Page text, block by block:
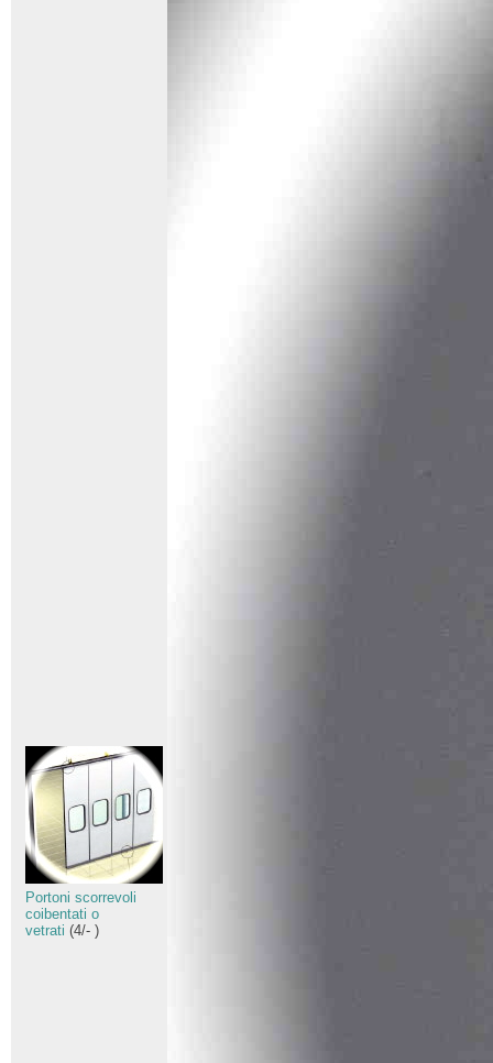
Portoni scorrevoli
coibentati o
vetrati (4/- )